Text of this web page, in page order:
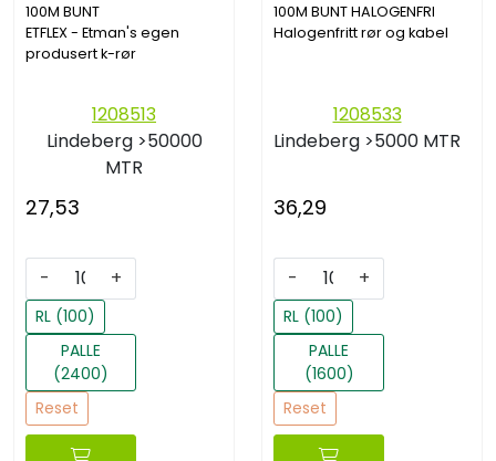
100M BUNT
ETFLEX - Etman's egen
produsert k-rør
1208513
Lindeberg >50000
MTR
27,53
- +
RL (100)
PALLE
(2400)
Reset
100M BUNT HALOGENFRI
Halogenfritt rør og kabel
1208533
Lindeberg >5000 MTR
36,29
- +
RL (100)
PALLE
(1600)
Reset